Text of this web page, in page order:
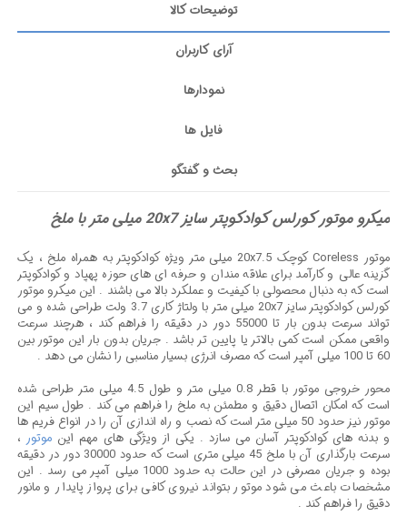
توضیحات کالا
آرای کاربران
نمودارها
فایل ها
بحث و گفتگو
میکرو موتور کورلس کوادکوپتر سایز 20x7 میلی متر با ملخ
موتور Coreless کوچک 20x7.5 میلی متر ویژه کوادکوپتر به همراه ملخ ، یک
گزینه عالی و کارآمد برای علاقه مندان و حرفه ای های حوزه پهپاد و کوادکوپتر
است که به دنبال محصولی با کیفیت و عملکرد بالا می باشند . این میکرو موتور
کورلس کوادکوپتر سایز 20x7 میلی متر با ولتاژ کاری 3.7 ولت طراحی شده و می
تواند سرعت بدون بار تا 55000 دور در دقیقه را فراهم کند ، هرچند سرعت
واقعی ممکن است کمی بالاتر یا پایین تر باشد . جریان بدون بار این موتور بین
60 تا 100 میلی آمپر است که مصرف انرژی بسیار مناسبی را نشان می دهد .
محور خروجی موتور با قطر 0.8 میلی متر و طول 4.5 میلی متر طراحی شده
است که امکان اتصال دقیق و مطمئن به ملخ را فراهم می کند . طول سیم این
موتور نیز حدود 50 میلی متر است که نصب و راه اندازی آن را در انواع فریم ها
و بدنه های کوادکوپتر آسان می سازد . یکی از ویژگی های مهم این موتور،
سرعت بارگذاری آن با ملخ 45 میلی متری است که حدود 30000 دور در دقیقه
بوده و جریان مصرفی در این حالت به حدود 1000 میلی آمپر می رسد . این
مشخصات باعث می شود موتور بتواند نیروی کافی برای پرواز پایدار و مانور
دقیق را فراهم کند .